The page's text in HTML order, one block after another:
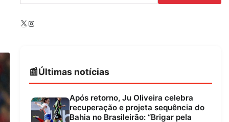
X Instagram
Últimas notícias
Após retorno, Ju Oliveira celebra
recuperação e projeta sequência do
Bahia no Brasileirão: “Brigar pela